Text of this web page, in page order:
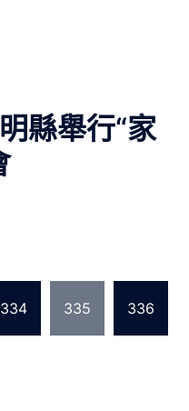
縣舉行“家
334 335 336